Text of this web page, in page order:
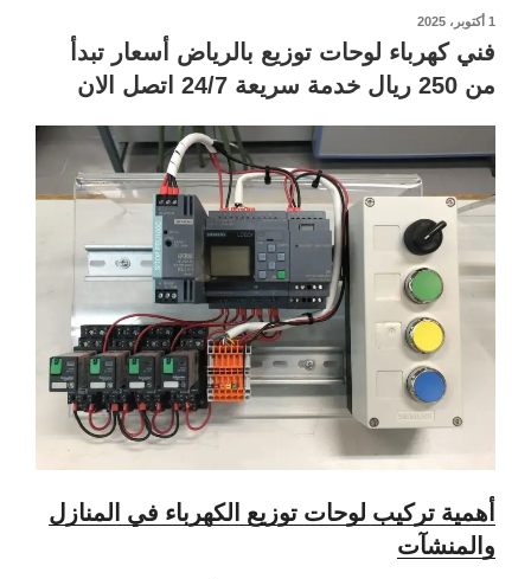
نُشر
في
1 أكتوبر، 2025
فني كهرباء لوحات توزيع بالرياض أسعار تبدأ
من 250 ريال خدمة سريعة 24/7 اتصل الان
أهمية تركيب لوحات توزيع الكهرباء في المنازل
والمنشآت